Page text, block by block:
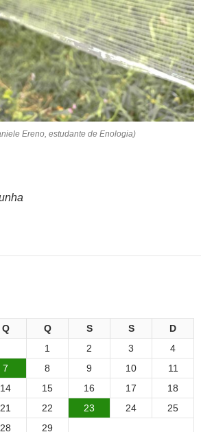
Ereno, estudante de Enologia)
Q Q S S
D
1
2 3
4
7 8 9 10
11
14 15 16 17
18
21 22 23 24
25
28
29